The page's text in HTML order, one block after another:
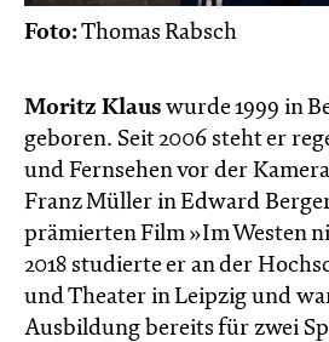
Foto:Thomas Rabsch
Moritz Klaus wurde 1999 in
geboren. Seit 2006 steht er
und Fernsehen vor der
Franz Müller in Edward
prämierten Film »Im Westen
2018 studierte er an der
und Theater in Leipzig und
Ausbildung bereits für zwei